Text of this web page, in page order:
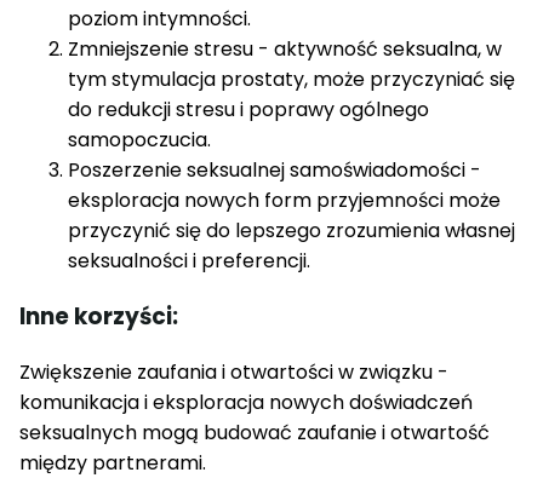
poziom intymności.
Zmniejszenie stresu - aktywność seksualna, w
tym stymulacja prostaty, może przyczyniać się
do redukcji stresu i poprawy ogólnego
samopoczucia.
Poszerzenie seksualnej samoświadomości -
eksploracja nowych form przyjemności może
przyczynić się do lepszego zrozumienia własnej
seksualności i preferencji.
Inne korzyści:
Zwiększenie zaufania i otwartości w związku -
komunikacja i eksploracja nowych doświadczeń
seksualnych mogą budować zaufanie i otwartość
między partnerami.